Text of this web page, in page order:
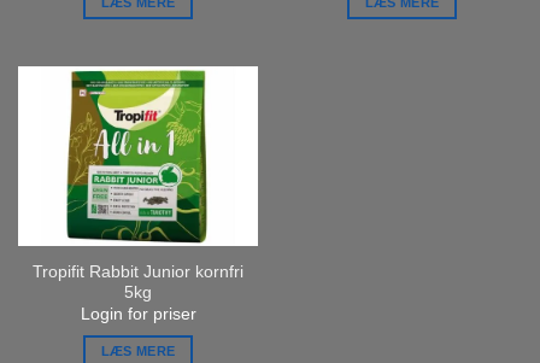
Tropifit Rabbit Junior kornfri
5kg
Login for priser
LÆS MERE